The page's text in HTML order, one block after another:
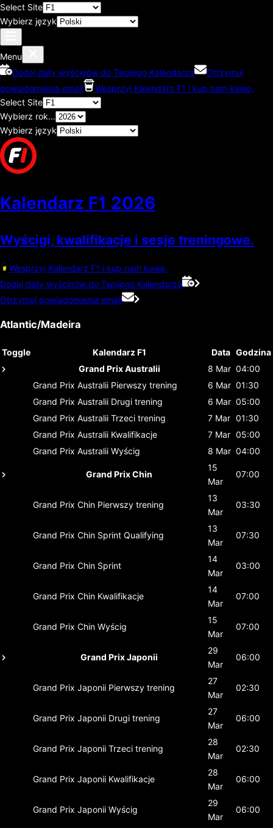
Select Site
Wybierz język
Menu
Dodaj daty wyścigów do Twojego Kalendarza
Otrzymuj
powiadomienia email
Wesprzyj Kalendarz F1 i kup nam kawę.
Select Site
Wybierz rok...
Wybierz język
Kalendarz F1 2026
Wyścigi, kwalifikacje i sesje treningowe.
Wesprzyj Kalendarz F1 i kup nam kawę.
Dodaj daty wyścigów do Twojego Kalendarza
Otrzymuj powiadomienia email
Atlantic/Madeira
Toggle Kalendarz F1 Data Godzina
Grand Prix Australii
8 Mar 04:00
Grand Prix Australii Pierwszy trening 6 Mar 01:30
Grand Prix Australii Drugi trening 6 Mar 05:00
Grand Prix Australii Trzeci trening 7 Mar 01:30
Grand Prix Australii Kwalifikacje 7 Mar 05:00
Grand Prix Australii Wyścig 8 Mar 04:00
Grand Prix Chin
15
Mar
07:00
Grand Prix Chin Pierwszy trening
13
Mar
03:30
Grand Prix Chin Sprint Qualifying
13
Mar
07:30
Grand Prix Chin Sprint
14
Mar
03:00
Grand Prix Chin Kwalifikacje
14
Mar
07:00
Grand Prix Chin Wyścig
15
Mar
07:00
Grand Prix Japonii
29
Mar
06:00
Grand Prix Japonii Pierwszy trening
27
Mar
02:30
Grand Prix Japonii Drugi trening
27
Mar
06:00
Grand Prix Japonii Trzeci trening
28
Mar
02:30
Grand Prix Japonii Kwalifikacje
28
Mar
06:00
Grand Prix Japonii Wyścig
29
Mar
06:00